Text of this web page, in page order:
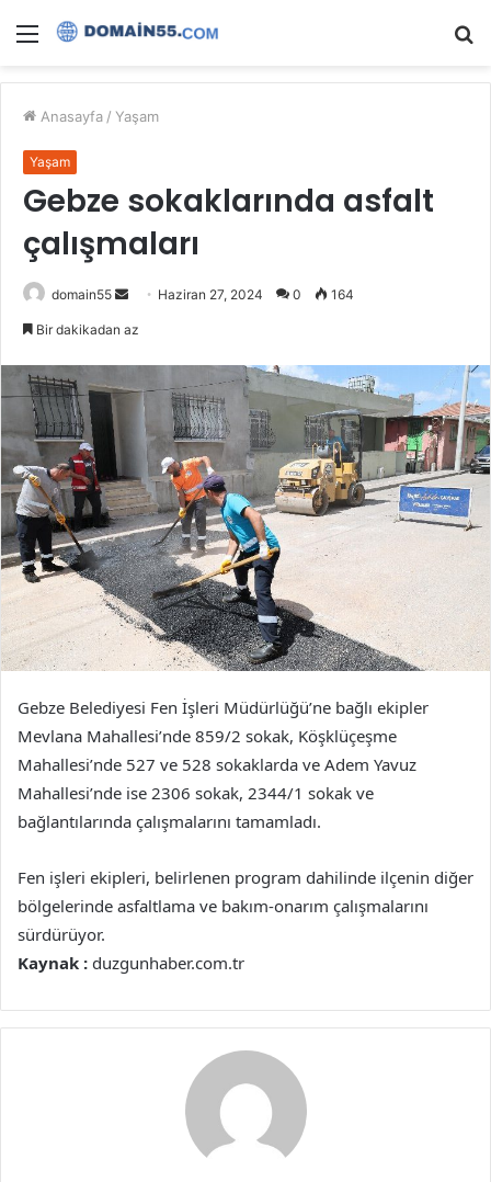
Menü
Anasayfa / Yaşam
Yaşam
Gebze sokaklarında asfalt
çalışmaları
domain55
Bir
Haziran 27, 2024 0 164
Bir dakikadan az
Gebze Belediyesi Fen İşleri Müdürlüğü’ne bağlı ekipler
Mevlana Mahallesi’nde 859/2 sokak, Köşklüçeşme
Mahallesi’nde 527 ve 528 sokaklarda ve Adem Yavuz
Mahallesi’nde ise 2306 sokak, 2344/1 sokak ve
bağlantılarında çalışmalarını tamamladı.
Fen işleri ekipleri, belirlenen program dahilinde ilçenin diğer
bölgelerinde asfaltlama ve bakım-onarım çalışmalarını
sürdürüyor.
Kaynak : duzgunhaber.com.tr